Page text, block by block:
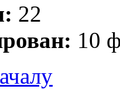
22
10